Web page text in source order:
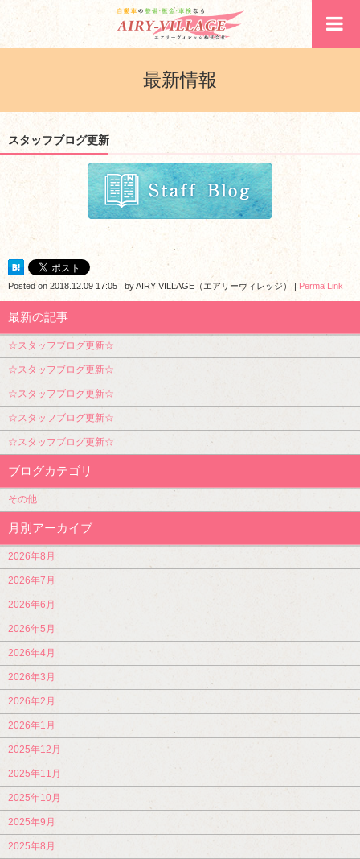
最新情報
スタッフブログ更新
Posted on 2018.12.09 17:05 | byAIRY VILLAGE（エアリーヴィレッジ） | Perma Link
最新の記事
☆スタッフブログ更新☆
☆スタッフブログ更新☆
☆スタッフブログ更新☆
☆スタッフブログ更新☆
☆スタッフブログ更新☆
ブログカテゴリ
その他
月別アーカイブ
2026年8月
2026年7月
2026年6月
2026年5月
2026年4月
2026年3月
2026年2月
2026年1月
2025年12月
2025年11月
2025年10月
2025年9月
2025年8月